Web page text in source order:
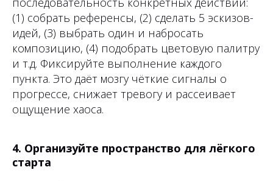
(1) собрать референсы, (2) сделать 5 эскизов-
идей, (3) выбрать один и набросать
композицию, (4) подобрать цветовую палитру
и т.д. Фиксируйте выполнение каждого
пункта. Это даёт мозгу чёткие сигналы о
прогрессе, снижает тревогу и рассеивает
ощущение хаоса.
4. Организуйте пространство для лёгкого
старта